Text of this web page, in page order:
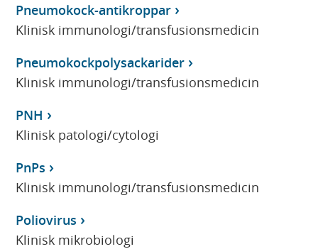
Pneumokock-antikroppar
Klinisk immunologi/transfusionsmedicin
Pneumokockpolysackarider
Klinisk immunologi/transfusionsmedicin
PNH
Klinisk patologi/cytologi
PnPs
Klinisk immunologi/transfusionsmedicin
Poliovirus
Klinisk mikrobiologi